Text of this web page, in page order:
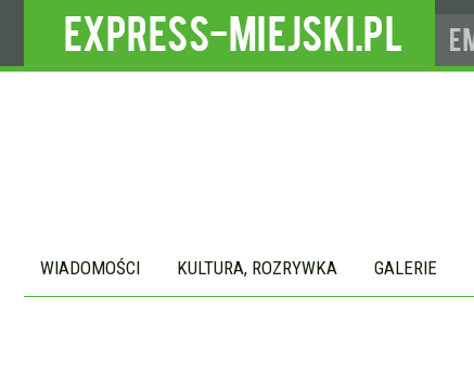
WIADOMOŚCI KULTURA, ROZRYWKA GALERIE